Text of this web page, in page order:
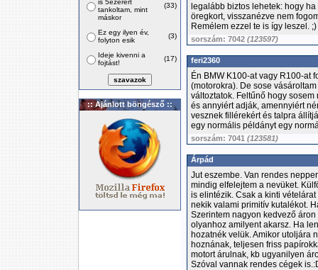
is 5ezerért
tankoltam, mint
máskor
(33)
Ez egy ilyen év,
folyton esik
(3)
Ideje kivenni a
fojtást!
(17)
:: Ajánlott böngésző ::
legalább biztos lehetek: hogy
öregkort, visszanézve nem
Remélem ezzel te is így leszel. ;)
sorszám: 7042 (123597)
feri2360
Én BMW K100-at vagy R100-at
(motorokra). De sose
változtatok. Feltűnő hogy
és annyiért adják, amennyiért
vesznek fillérekért és talpra
egy normális példányt egy
sorszám: 7041 (123581)
Árpád
Jut eszembe. Van rendes
mindig elfelejtem a nevüket.
is elintézik. Csak a kinti
nekik valami primitív kutalékot.
Szerintem nagyon kedvező
olyanhoz amilyent akarsz. Ha
hozatnék velük. Amikor utoljára
hoznának, teljesen friss
motort árulnak, kb ugyanilyen
Szóval vannak rendes cégek